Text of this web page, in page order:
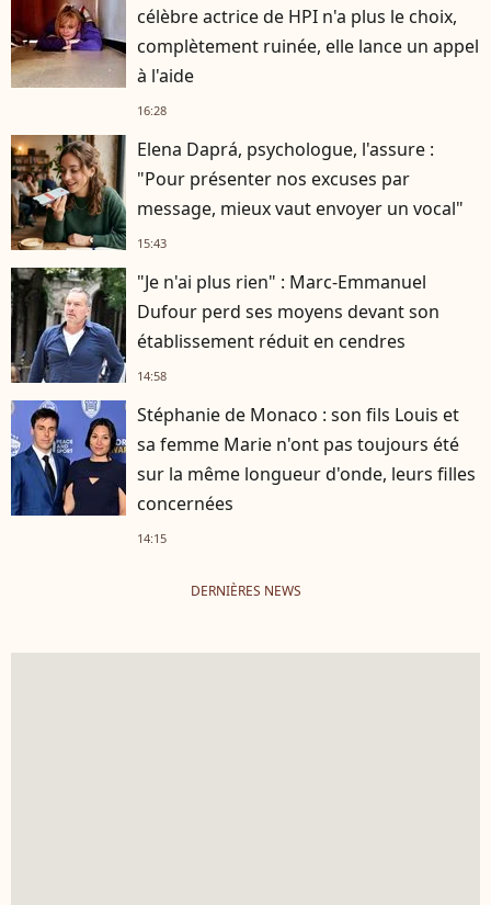
célèbre actrice de HPI n'a plus le choix,
complètement ruinée, elle lance un appel
à l'aide
16:28
Elena Daprá, psychologue, l'assure :
"Pour présenter nos excuses par
message, mieux vaut envoyer un vocal"
15:43
"Je n'ai plus rien" : Marc-Emmanuel
Dufour perd ses moyens devant son
établissement réduit en cendres
14:58
Stéphanie de Monaco : son fils Louis et
sa femme Marie n'ont pas toujours été
sur la même longueur d'onde, leurs filles
concernées
14:15
DERNIÈRES NEWS